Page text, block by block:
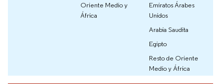
Oriente Medio y
África
Emiratos Árabes
Unidos
Arabia Saudita
Egipto
Resto de Oriente
Medio y África